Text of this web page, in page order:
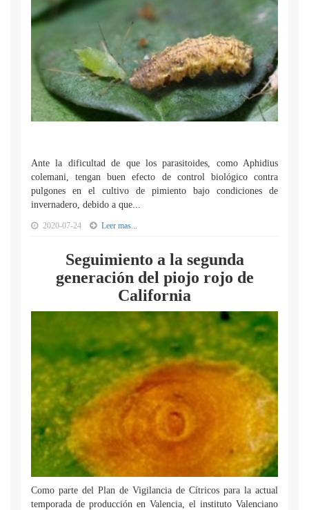
Ante la dificultad de que los parasitoides, como Aphidius
colemani, tengan buen efecto de control biológico contra
pulgones en el cultivo de pimiento bajo condiciones de
invernadero, debido a que...
2020-07-24 Leer mas...
Seguimiento a la segunda
generación del piojo rojo de
California
Como parte del Plan de Vigilancia de Cítricos para la actual
temporada de producción en Valencia, el instituto Valenciano